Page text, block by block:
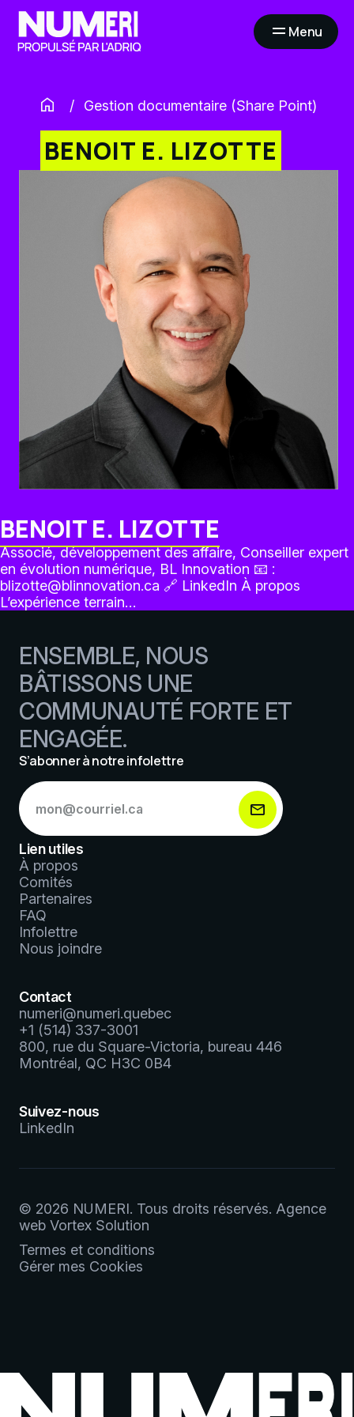
Ouvrir
la
Menu
Gestion documentaire (Share Point)
BENOIT E. LIZOTTE
BENOIT E. LIZOTTE
Associé, développement des affaire, Conseiller expert
en évolution numérique, BL Innovation 📧 :
blizotte@blinnovation.ca 🔗 LinkedIn À propos
L’expérience terrain…
ENSEMBLE, NOUS
BÂTISSONS UNE
COMMUNAUTÉ FORTE ET
ENGAGÉE.
S’abonner à notre infolettre
S’abonner
à
notre
infolettre
*
Lien utiles
À propos
Comités
Partenaires
FAQ
Infolettre
Nous joindre
Contact
numeri@numeri.quebec
+1 (514) 337-3001
800, rue du Square-Victoria, bureau 446
Montréal, QC H3C 0B4
Suivez-nous
LinkedIn
© 2026 NUMERI. Tous droits réservés. Agence
web Vortex Solution
Termes et conditions
Gérer mes Cookies